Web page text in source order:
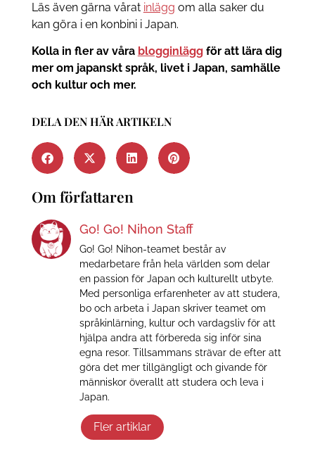
Läs även gärna vårat inlägg om alla saker du
kan göra i en konbini i Japan.
Kolla in fler av våra blogginläggför att lära dig
mer om japanskt språk, livet i Japan, samhälle
och kultur och mer.
DELA DEN HÄR ARTIKELN
Om författaren
Go! Go! Nihon Staff
Go! Go! Nihon-teamet består av
medarbetare från hela världen som delar
en passion för Japan och kulturellt utbyte.
Med personliga erfarenheter av att studera,
bo och arbeta i Japan skriver teamet om
språkinlärning, kultur och vardagsliv för att
hjälpa andra att förbereda sig inför sina
egna resor. Tillsammans strävar de efter att
göra det mer tillgängligt och givande för
människor överallt att studera och leva i
Japan.
Fler artiklar